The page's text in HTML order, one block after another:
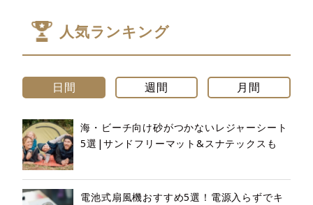
人気ランキング
日間 週間 月間
海・ビーチ向け砂がつかないレジャーシート
5選|サンドフリーマット&スナテックスも
電池式扇風機おすすめ5選！電源入らずでキ